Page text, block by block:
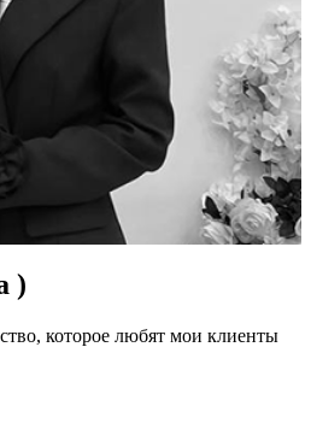
)
которое любят мои клиенты